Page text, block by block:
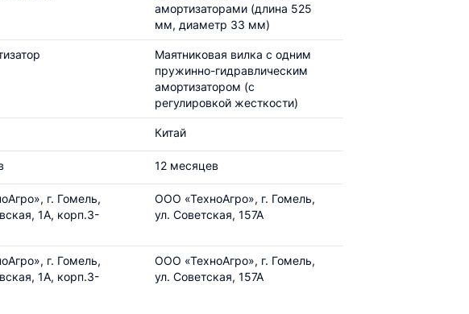
амортизаторами (длина 525
мм, диаметр 33 мм)
Маятниковая вилка с одним
пружинно-гидравлическим
амортизатором (с
регулировкой жесткости)
Китай
12 месяцев
г. Гомель,
1А, корп.3-
ООО «ТехноАгро», г. Гомель,
ул. Советская, 157А
г. Гомель,
1А, корп.3-
ООО «ТехноАгро», г. Гомель,
ул. Советская, 157А